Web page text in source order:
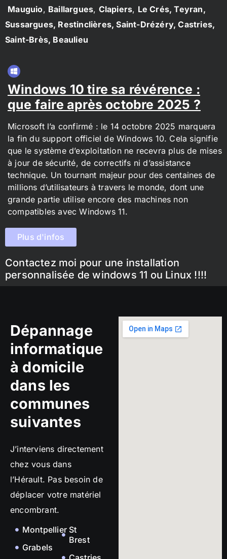
Mauguio, Baillargues, Clapiers, Le Crés, Teyran,
Sussargues, Restinclières, Saint-Drézéry, Castries,
Saint-Brès, Beaulieu
Windows 10 tire sa révérence :
que faire après octobre 2025 ?
Microsoft l’a confirmé : le 14 octobre 2025 marquera
la fin du support officiel de Windows 10. Cela signifie
que le système d’exploitation ne recevra plus de mises
à jour de sécurité, de correctifs ni d’assistance
technique. Un tournant majeur pour des centaines de
millions d’utilisateurs à travers le monde, dont une
grande partie utilise encore des machines non
compatibles avec Windows 11.
Plus d'infos
Contactez moi pour une installation
personnalisée de windows 11 ou Linux !!!!
Dépannage
informatique
à domicile
dans les
communes
suivantes
J’interviens directement
chez vous dans
l’Hérault. Pas besoin de
déplacer votre matériel
encombrant.
Montpellier
Grabels
St
Brest